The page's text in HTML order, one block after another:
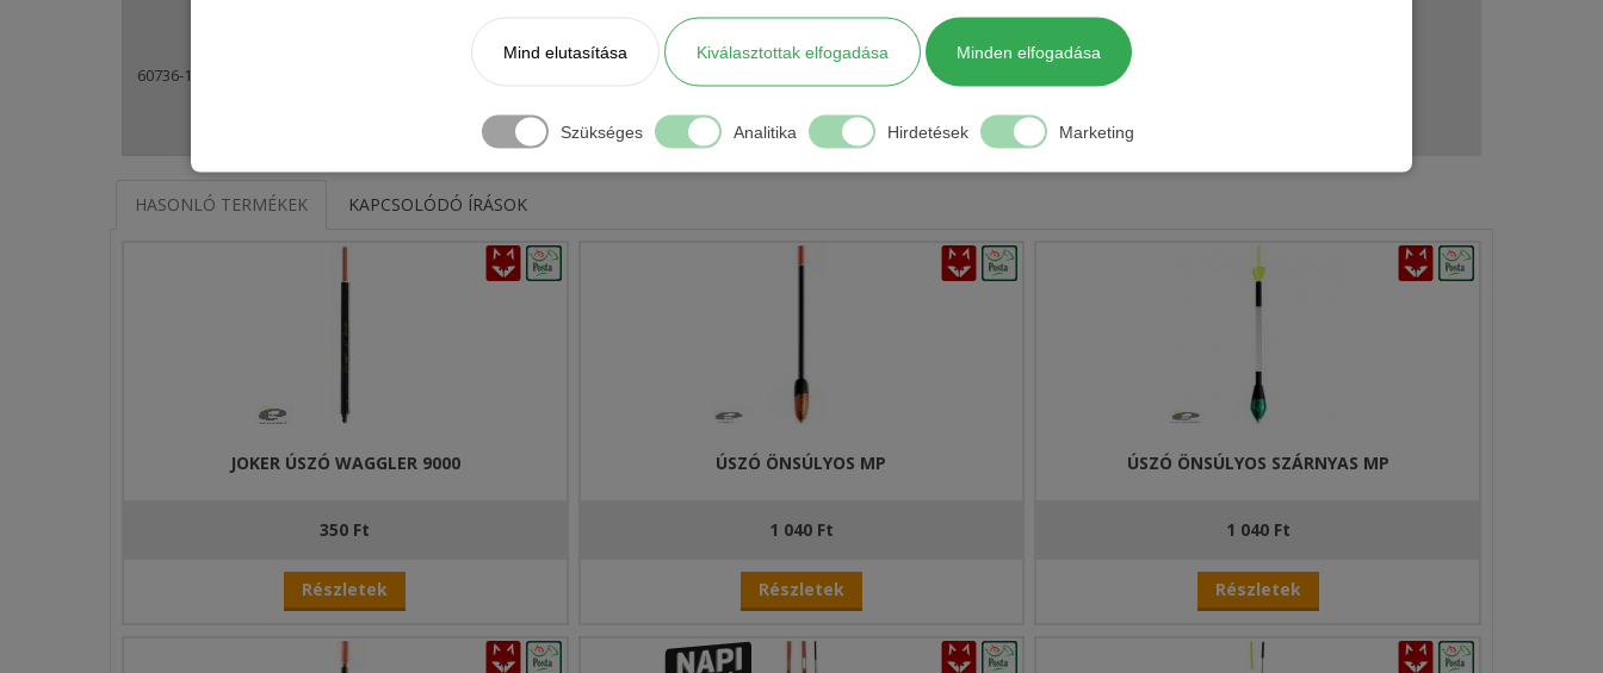
Mind elutasítása Kiválasztottak elfogadása Minden elfogadása
Szükséges Analitika Hirdetések Marketing
60736-102 Átmenetileg elfogyott műanyag Waggler
HASONLÓ TERMÉKEK KAPCSOLÓDÓ ÍRÁSOK
JOKER ÚSZÓ WAGGLER 9000
350 Ft
Részletek
ÚSZÓ ÖNSÚLYOS MP
1 040 Ft
Részletek
ÚSZÓ ÖNSÚLYOS SZÁRNYAS MP
1 040 Ft
Részletek